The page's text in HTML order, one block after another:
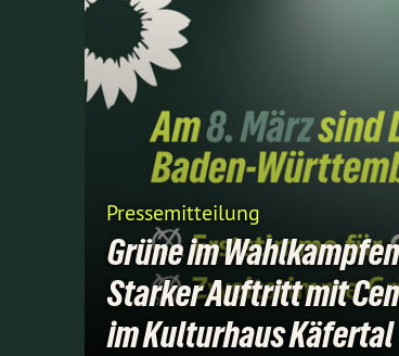
Pressemitteilung
Grüne im
Starker Auftritt mit
im Kulturhaus Käfertal